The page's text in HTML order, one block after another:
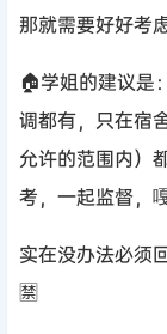
那就需要好好考虑
🏠学姐的建议是
调都有，只在宿
允许的范围内）
考，一起监督，
实在没办法必须
🈲